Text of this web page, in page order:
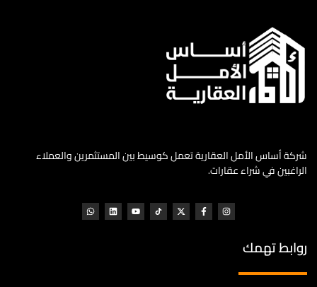
شركة أساس الأمل العقارية تعمل كوسيط بين المستثمرين والعملاء
الراغبين في شراء عقارات.
روابط تهمك